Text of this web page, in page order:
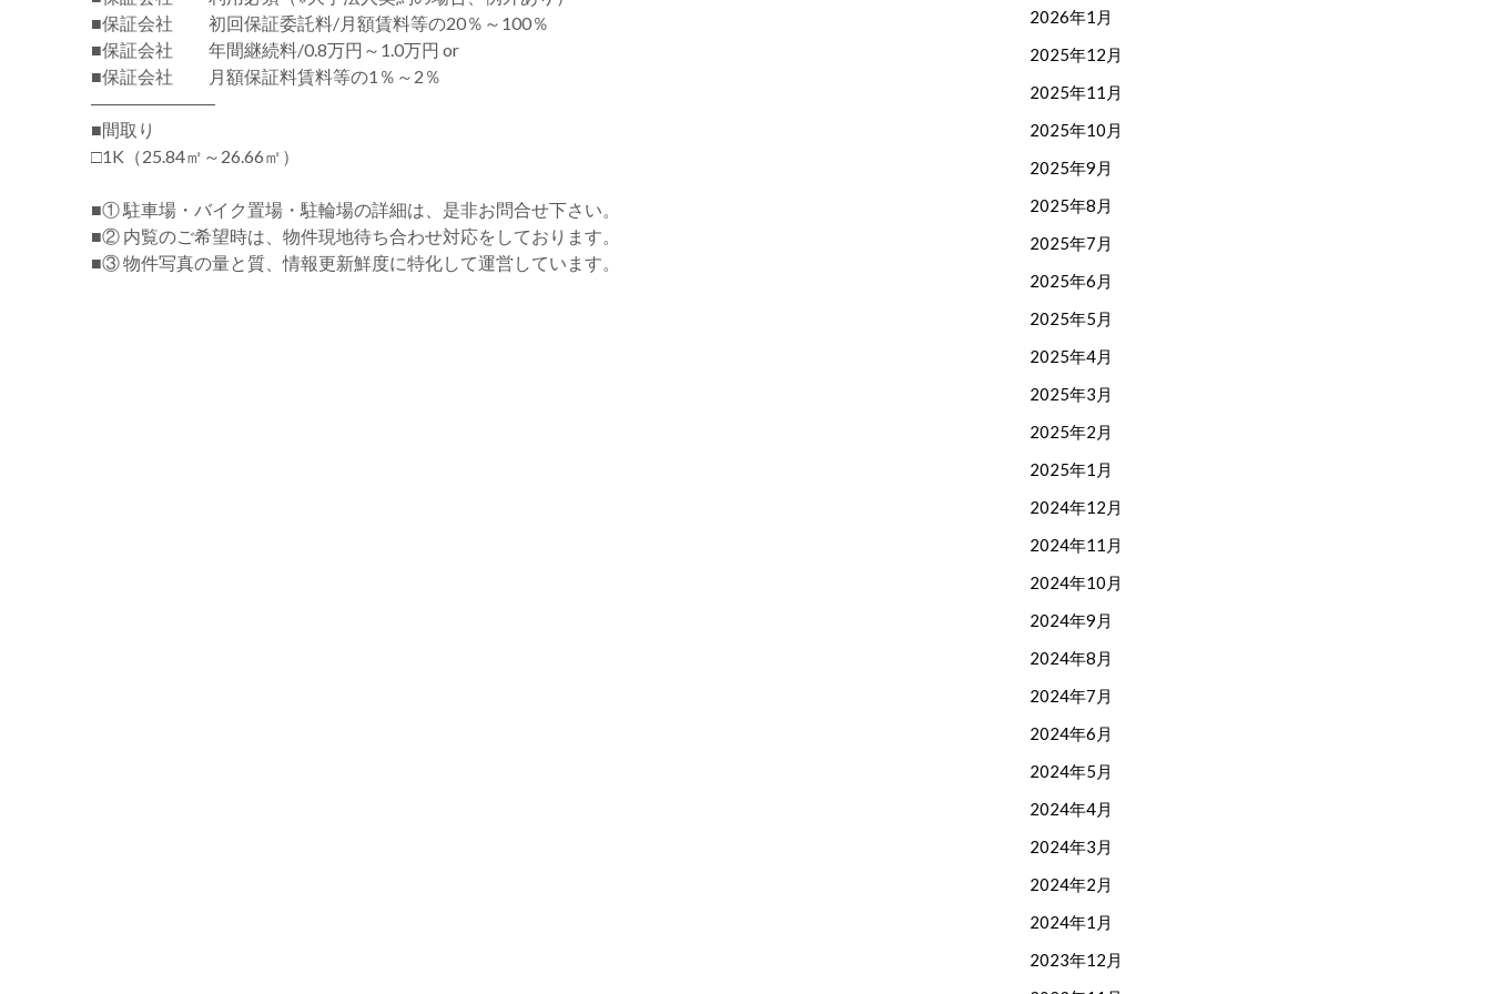
■保証会社 初回保証委託料/月額賃料等の20％～100％
■保証会社 年間継続料/0.8万円～1.0万円 or
■保証会社 月額保証料賃料等の1％～2％
―――――――
■間取り
□1K（25.84㎡～26.66㎡）
■① 駐車場・バイク置場・駐輪場の詳細は、是非お問合せ下さい。
■② 内覧のご希望時は、物件現地待ち合わせ対応をしております。
■③ 物件写真の量と質、情報更新鮮度に特化して運営しています。
2026年1月
2025年12月
2025年11月
2025年10月
2025年9月
2025年8月
2025年7月
2025年6月
2025年5月
2025年4月
2025年3月
2025年2月
2025年1月
2024年12月
2024年11月
2024年10月
2024年9月
2024年8月
2024年7月
2024年6月
2024年5月
2024年4月
2024年3月
2024年2月
2024年1月
2023年12月